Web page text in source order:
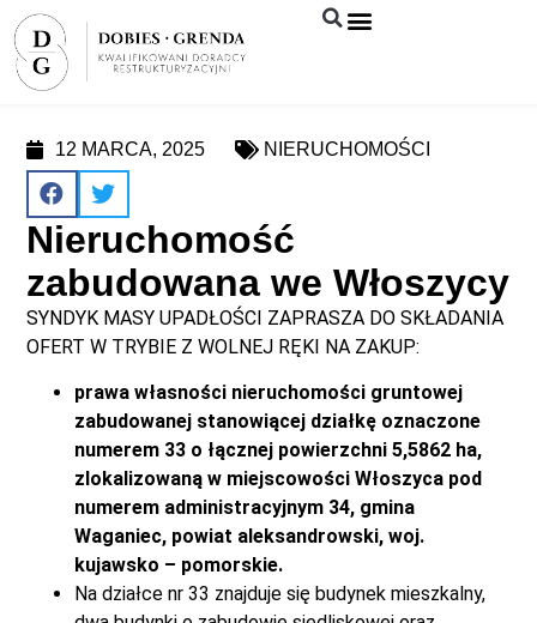
12 MARCA, 2025 NIERUCHOMOŚCI
Nieruchomość
zabudowana we Włoszycy
SYNDYK MASY UPADŁOŚCI ZAPRASZA DO SKŁADANIA
OFERT W TRYBIE Z WOLNEJ RĘKI NA ZAKUP:
prawa własności nieruchomości gruntowej
zabudowanej stanowiącej działkę oznaczone
numerem 33 o łącznej powierzchni 5,5862 ha,
zlokalizowaną w miejscowości Włoszyca pod
numerem administracyjnym 34, gmina
Waganiec, powiat aleksandrowski, woj.
kujawsko – pomorskie.
Na działce nr 33 znajduje się budynek mieszkalny,